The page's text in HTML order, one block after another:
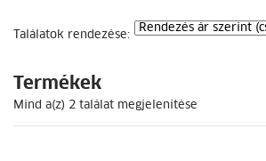
Találatok rendezése:
Termékek
Mind a(z) 2 találat megjelenítése